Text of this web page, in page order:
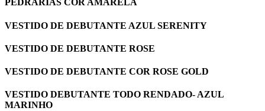
PEDRARIAS COR AMARELA
VESTIDO DE DEBUTANTE AZUL SERENITY
VESTIDO DE DEBUTANTE ROSE
VESTIDO DE DEBUTANTE COR ROSE GOLD
VESTIDO DEBUTANTE TODO RENDADO- AZUL
MARINHO